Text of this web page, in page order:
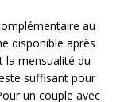
au
disponible après
la mensualité du
suffisant pour
un couple avec